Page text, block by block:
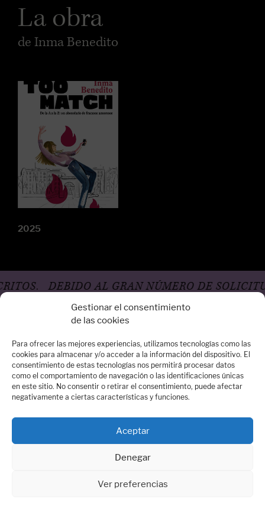
Gestionar el consentimiento
de las cookies
Para ofrecer las mejores experiencias, utilizamos tecnologías como las
cookies para almacenar y/o acceder a la información del dispositivo. El
consentimiento de estas tecnologías nos permitirá procesar datos
como el comportamiento de navegación o las identificaciones únicas
en este sitio. No consentir o retirar el consentimiento, puede afectar
negativamente a ciertas características y funciones.
Aceptar
Denegar
Ver preferencias
La obra
de Inma Benedito
2025
DEBIDO AL GRAN NÚMERO DE
Oficina Madrid
Calle Arrieta, 14 – 3º Dcha - 28013 Madrid
Contacta con nosotros:contacto@dospassos.es
© 2026 DOSPASSOS Agencia literaria y Comunicación